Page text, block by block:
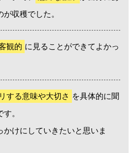
収穫でした。
観的 に見ることができてよかっ
する意味や大切さ を具体的に聞
。
かけにしていきたいと思いま